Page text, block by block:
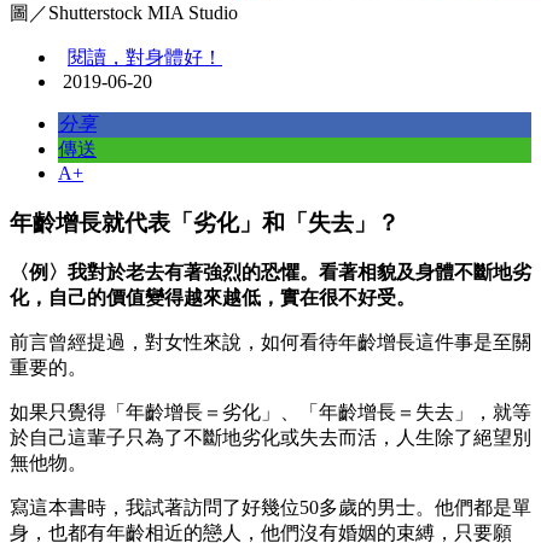
圖／Shutterstock MIA Studio
閱讀，對身體好！
2019-06-20
分享
傳送
A+
年齡增長就代表「劣化」和「失去」？
〈例〉我對於老去有著強烈的恐懼。看著相貌及身體不斷地劣
化，自己的價值變得越來越低，實在很不好受。
前言曾經提過，對女性來說，如何看待年齡增長這件事是至關
重要的。
如果只覺得「年齡增長＝劣化」、「年齡增長＝失去」，就等
於自己這輩子只為了不斷地劣化或失去而活，人生除了絕望別
無他物。
寫這本書時，我試著訪問了好幾位50多歲的男士。他們都是單
身，也都有年齡相近的戀人，他們沒有婚姻的束縛，只要願